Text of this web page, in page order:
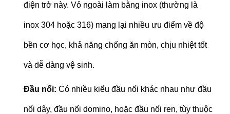
điện trở này. Vỏ ngoài làm bằng inox (thường là
inox 304 hoặc 316) mang lại nhiều ưu điểm về độ
bền cơ học, khả năng chống ăn mòn, chịu nhiệt tốt
và dễ dàng vệ sinh.
Đầu nối: Có nhiều kiểu đầu nối khác nhau như đầu
nối dây, đầu nối domino, hoặc đầu nối ren, tùy thuộc